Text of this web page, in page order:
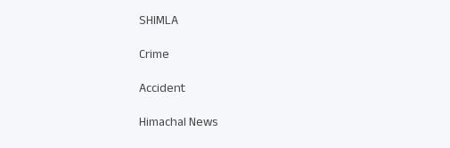
SHIMLA
Crime
Accident
Himachal News